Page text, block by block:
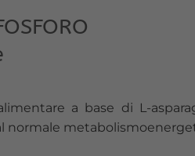
a base di L-
normale